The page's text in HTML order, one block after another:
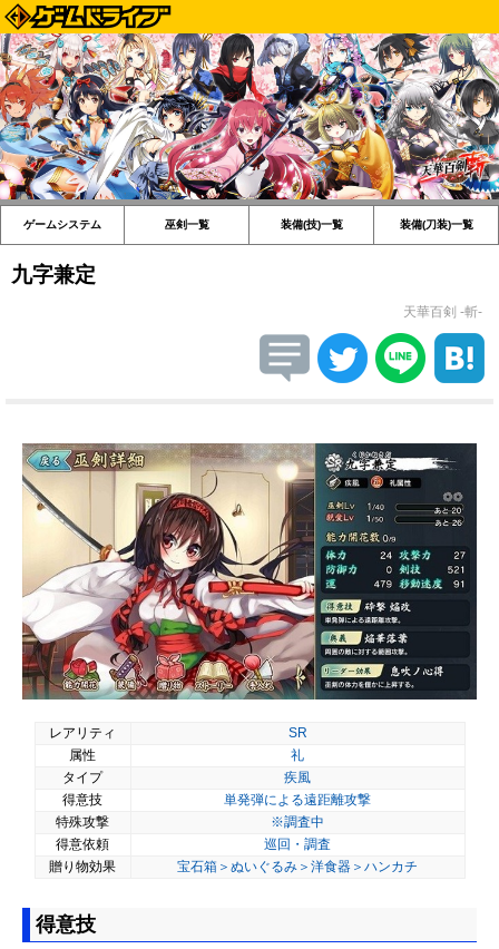
ゲームシステム 巫剣一覧 装備(技)一覧 装備(刀装)一覧
九字兼定
天華百剣 -斬-
レアリティ
SR
属性
礼
タイプ
疾風
得意技
単発弾による遠距離攻撃
特殊攻撃
※調査中
得意依頼
巡回・調査
贈り物効果
宝石箱＞ぬいぐるみ＞洋食器＞ハンカチ
得意技